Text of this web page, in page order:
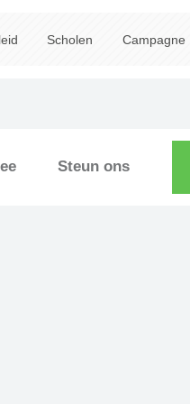
Scholen Campagne
Steun ons